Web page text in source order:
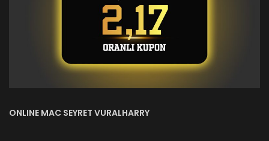
ONLINE MAC SEYRET VURALHARRY